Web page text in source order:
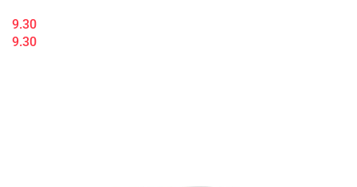
9.30
9.30